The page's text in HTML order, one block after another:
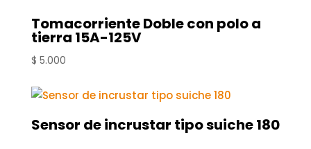
Tomacorriente Doble con polo a
tierra 15A-125V
$ 5.000
Sensor de incrustar tipo suiche 180